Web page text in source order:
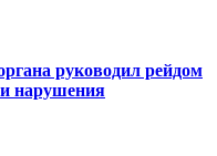
руководил рейдом
нарушения